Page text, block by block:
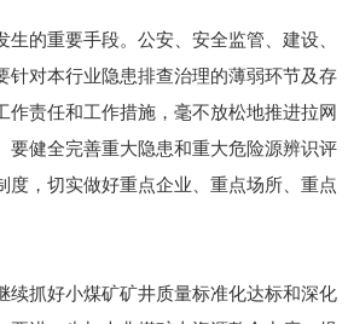
的重要手段。公安、安全监管、建设、
对本行业隐患排查治理的薄弱环节及存
责任和工作措施，毫不放松地推进拉网
健全完善重大隐患和重大危险源辨识评
，切实做好重点企业、重点场所、重点
续抓好小煤矿矿井质量标准化达标和深化